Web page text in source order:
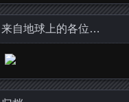
来自地球上的各位…